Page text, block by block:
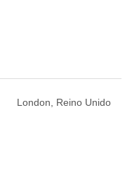
London, Reino Unido